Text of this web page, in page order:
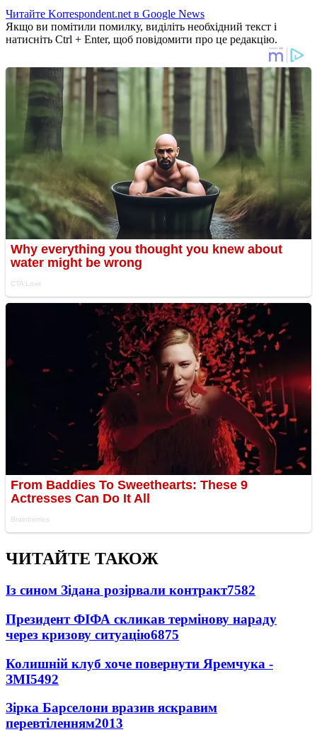
Читайте Korrespondent.net в Google News
Якщо ви помітили помилку, виділіть необхідний текст і
натисніть Ctrl + Enter, щоб повідомити про це редакцію.
ЧИТАЙТЕ ТАКОЖ
Із сином Зідана розірвали контракт7582
Президент ФІФА скликав термінову нараду
через кризову ситуацію6875
Колишній клуб хоче повернути Яремчука -
ЗМІ5492
Зірка Барселони вразив яскравим
перевтіленням2013